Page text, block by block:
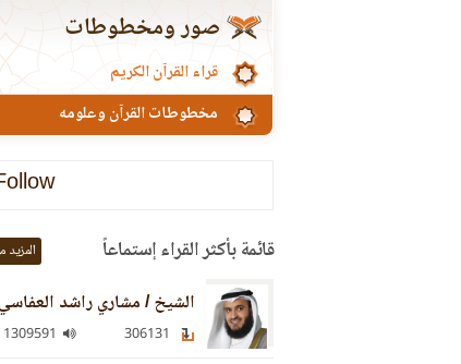
صور ومخطوطات
قراء القرآن الكريم
مخطوطات القرآن وعلومه
قائمة بأكثر القراء إستماعاً المزيد
الشيخ / مشاري راشد العفاسي